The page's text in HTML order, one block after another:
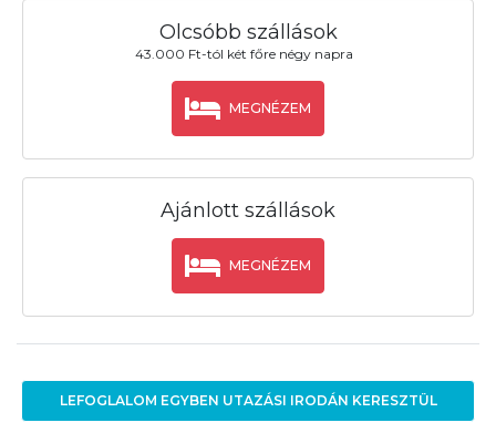
Olcsóbb szállások
43.000 Ft-tól két főre négy napra
MEGNÉZEM
Ajánlott szállások
MEGNÉZEM
LEFOGLALOM EGYBEN UTAZÁSI IRODÁN KERESZTÜL